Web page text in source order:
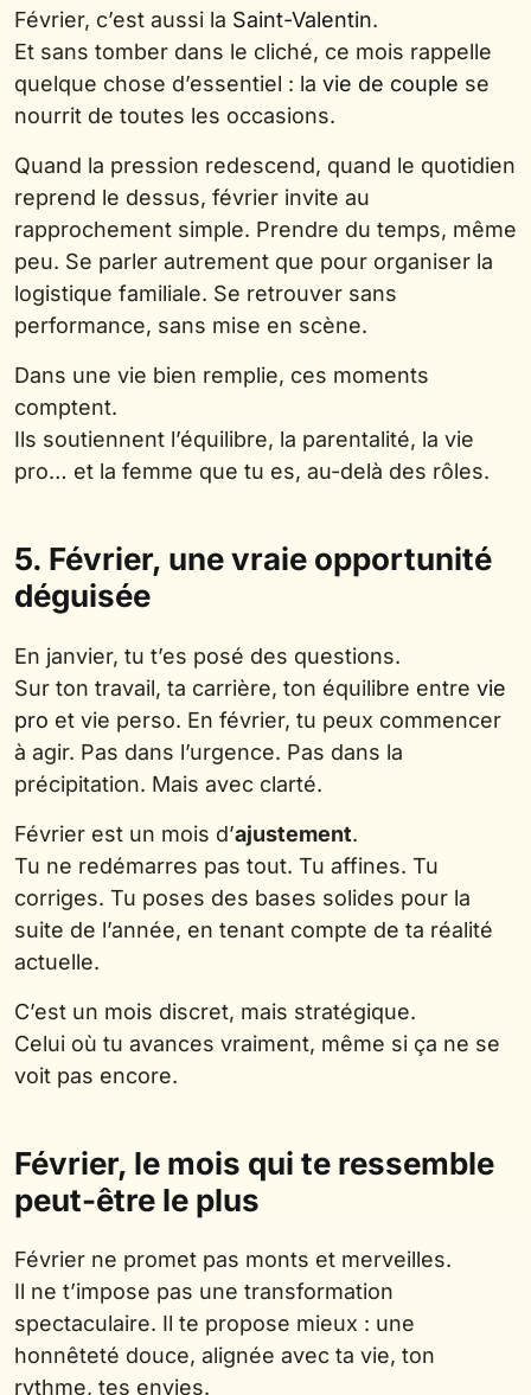
Février, c’est aussi la Saint-Valentin.
Et sans tomber dans le cliché, ce mois rappelle
quelque chose d’essentiel : la vie de couple se
nourrit de toutes les occasions.
Quand la pression redescend, quand le quotidien
reprend le dessus, février invite au
rapprochement simple. Prendre du temps, même
peu. Se parler autrement que pour organiser la
logistique familiale. Se retrouver sans
performance, sans mise en scène.
Dans une vie bien remplie, ces moments
comptent.
Ils soutiennent l’équilibre, la parentalité, la vie
pro… et la femme que tu es, au-delà des rôles.
5. Février, une vraie opportunité
déguisée
En janvier, tu t’es posé des questions.
Sur ton travail, ta carrière, ton équilibre entre vie
pro et vie perso. En février, tu peux commencer
à agir. Pas dans l’urgence. Pas dans la
précipitation. Mais avec clarté.
Février est un mois d’ajustement.
Tu ne redémarres pas tout. Tu affines. Tu
corriges. Tu poses des bases solides pour la
suite de l’année, en tenant compte de ta réalité
actuelle.
C’est un mois discret, mais stratégique.
Celui où tu avances vraiment, même si ça ne se
voit pas encore.
Février, le mois qui te ressemble
peut-être le plus
Février ne promet pas monts et merveilles.
Il ne t’impose pas une transformation
spectaculaire. Il te propose mieux : une
honnêteté douce, alignée avec ta vie, ton
rythme, tes envies.